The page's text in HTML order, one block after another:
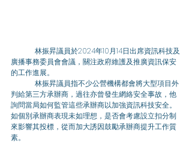
廣播事務委員會會議，關注政府維護及推廣資訊保安
的工作進展。
判給第三方承辦商，過往亦曾發生網絡安全事故，他
詢問當局如何監管這些承辦商以加強資訊科技安全。
如個別承辦商表現未如理想，是否會考慮設立扣分制
來影響其投標，從而加大誘因鼓勵承辦商提升工作質
素。